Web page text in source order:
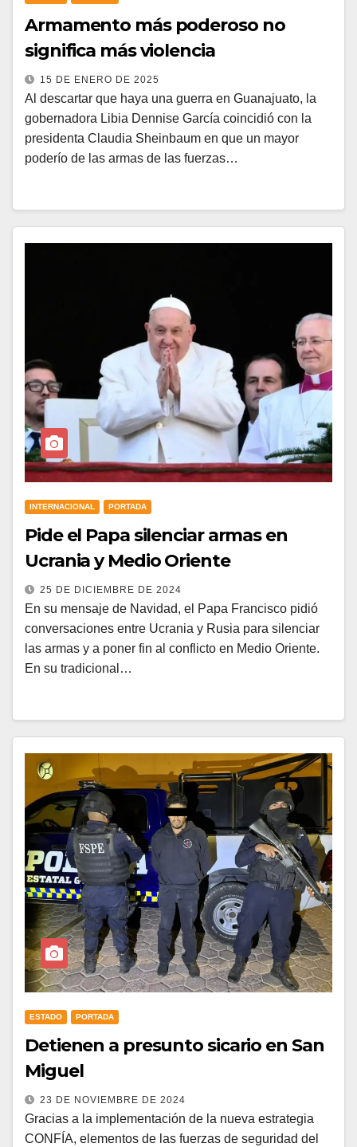
Armamento más poderoso no
significa más violencia
15 DE ENERO DE 2025
Al descartar que haya una guerra en Guanajuato, la
gobernadora Libia Dennise García coincidió con la
presidenta Claudia Sheinbaum en que un mayor
poderío de las armas de las fuerzas…
INTERNACIONAL PORTADA
Pide el Papa silenciar armas en
Ucrania y Medio Oriente
25 DE DICIEMBRE DE 2024
En su mensaje de Navidad, el Papa Francisco pidió
conversaciones entre Ucrania y Rusia para silenciar
las armas y a poner fin al conflicto en Medio Oriente.
En su tradicional…
ESTADO PORTADA
Detienen a presunto sicario en San
Miguel
23 DE NOVIEMBRE DE 2024
Gracias a la implementación de la nueva estrategia
CONFÍA, elementos de las fuerzas de seguridad del